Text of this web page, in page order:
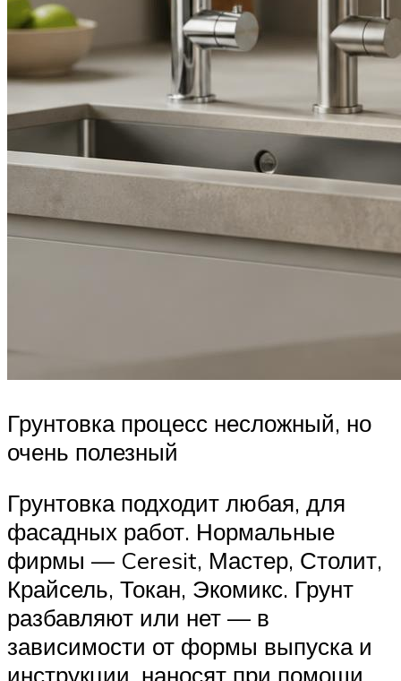
Грунтовка процесс несложный, но
очень полезный
Грунтовка подходит любая, для
фасадных работ. Нормальные
фирмы — Ceresit, Мастер, Столит,
Крайсель, Токан, Экомикс. Грунт
разбавляют или нет — в
зависимости от формы выпуска и
инструкции, наносят при помощи